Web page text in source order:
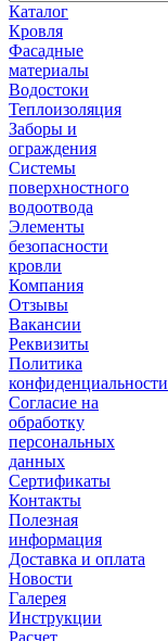
Каталог
Кровля
Фасадные
материалы
Водостоки
Теплоизоляция
Заборы и
ограждения
Системы
поверхностного
водоотвода
Элементы
безопасности
кровли
Компания
Отзывы
Вакансии
Реквизиты
Политика
конфиденциальности
Согласие на
обработку
персональных
данных
Сертификаты
Контакты
Полезная
информация
Доставка и оплата
Новости
Галерея
Инструкции
Расчет